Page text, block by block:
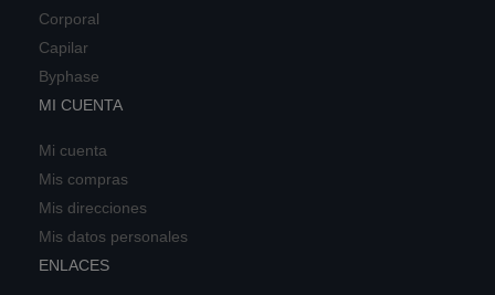
Corporal
Capilar
Byphase
MI CUENTA
Mi cuenta
Mis compras
Mis direcciones
Mis datos personales
ENLACES